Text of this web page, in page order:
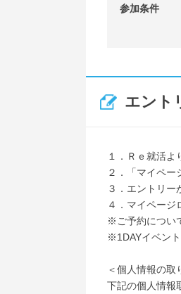
参加条件
エント
１．Ｒｅ就活よ
２．「マイペー
３．エントリー
４．マイページ
※ご予約につい
※1DAYイベン
＜個人情報の取
下記の個人情報